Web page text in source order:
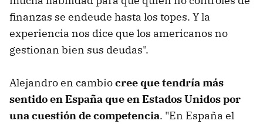
finanzas se endeude hasta los topes. Y la
experiencia nos dice que los americanos no
gestionan bien sus deudas".
Alejandro en cambiocree que tendría más
sentido en España que en Estados Unidos por
una cuestión de competencia. "En España el